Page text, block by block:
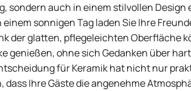
sondern auch in einem stilvollen Design
einem sonnigen Tag laden Sie Ihre
der glatten, pflegeleichten Oberfläche
genießen, ohne sich Gedanken über
für Keramik hat nicht nur
Ihre Gäste die angenehme